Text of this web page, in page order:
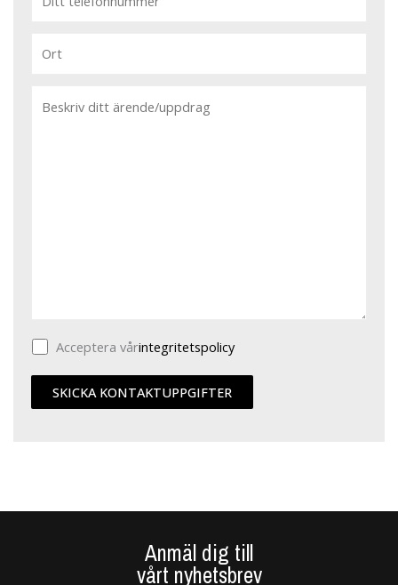
Acceptera vårintegritetspolicy
Anmäl dig till
vårt nyhetsbrev